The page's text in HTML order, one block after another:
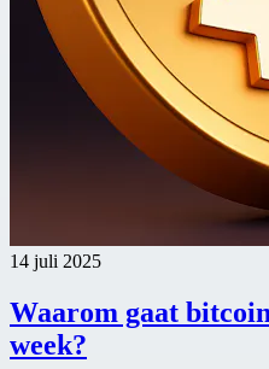
14 juli 2025
Waarom gaat
week?